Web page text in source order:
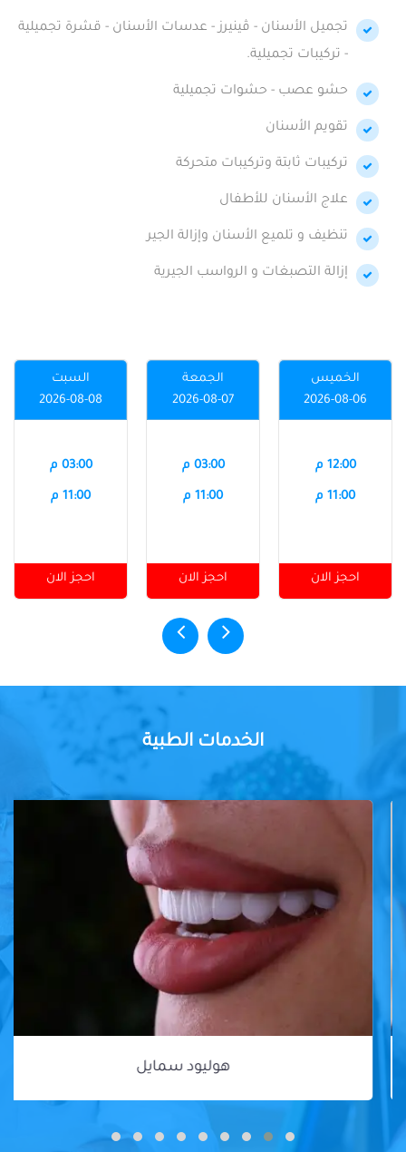
تجميل الأسنان - ڤينيرز - عدسات الأسنان - قشرة تجميلية
- تركيبات تجميلية.
حشو عصب - حشوات تجميلية
تقويم الأسنان
تركيبات ثابتة وتركيبات متحركة
علاج الأسنان للأطفال
تنظيف و تلميع الأسنان وإزالة الجير
إزالة التصبغات و الرواسب الجيرية
الخميس
2026-08-06
12:00 م
11:00 م
احجز الان
الجمعة
2026-08-07
03:00 م
11:00 م
احجز الان
السبت
2026-08-08
03:00 م
11:00 م
احجز الان
الخدمات الطبية
هوليود سمايل